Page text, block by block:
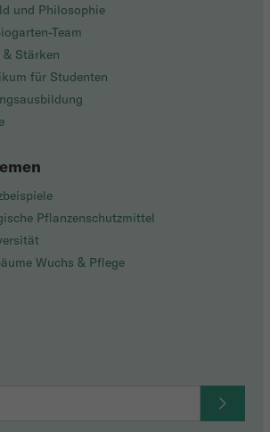
und Philosophie
Team
& Stärken
für Studenten
Pflanzenschutzmittel
Wuchs & Pflege